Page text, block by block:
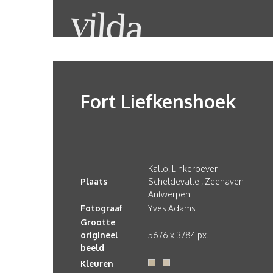
Fort Liefkenshoek
Plaats
Kallo, Linkeroever
Scheldevallei, Zeehaven
Antwerpen
Fotograaf
Yves Adams
Grootte
origineel
beeld
5676 x 3784 px.
Kleuren